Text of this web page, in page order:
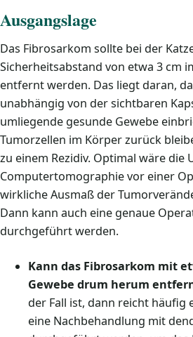
Ausgangslage
Das Fibrosarkom sollte bei der
Sicherheitsabstand von etwa 3 cm
entfernt werden. Das liegt daran,
unabhängig von der sichtbaren
umliegende gesunde Gewebe
Tumorzellen im Körper zurück
zu einem Rezidiv. Optimal wäre die
Computertomographie vor einer
wirkliche Ausmaß der
Dann kann auch eine genaue
durchgeführt werden.
Kann das Fibrosarkom mit
Gewebe drum herum
der Fall ist, dann reicht häufig
eine Nachbehandlung mit